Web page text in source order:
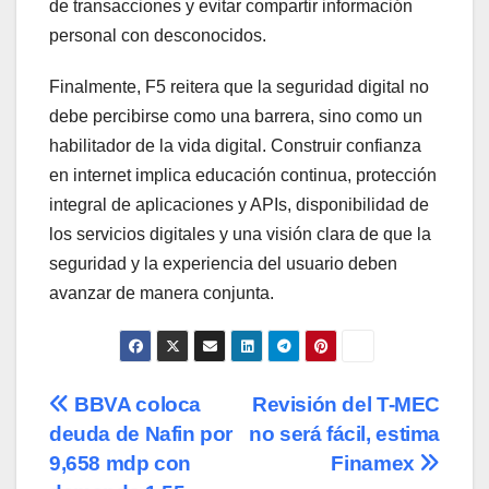
de transacciones y evitar compartir información
personal con desconocidos.
Finalmente, F5 reitera que la seguridad digital no
debe percibirse como una barrera, sino como un
habilitador de la vida digital. Construir confianza
en internet implica educación continua, protección
integral de aplicaciones y APIs, disponibilidad de
los servicios digitales y una visión clara de que la
seguridad y la experiencia del usuario deben
avanzar de manera conjunta.
Navegación
de
Revisión del T-MEC
no será fácil, estima
Finamex
BBVA coloca
deuda de Nafin por
9,658 mdp con